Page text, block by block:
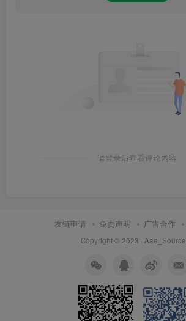
请登录后查看评论内容
友链申请 免责声明 广告合作
Copyright © 2023 · Aae_Source